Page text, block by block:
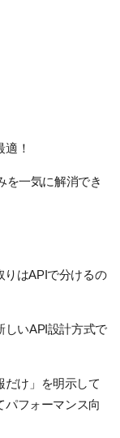
！
を一気に解消でき
りはAPIで分けるの
しいAPI設計方式で
だけ」を明示して
パフォーマンス向